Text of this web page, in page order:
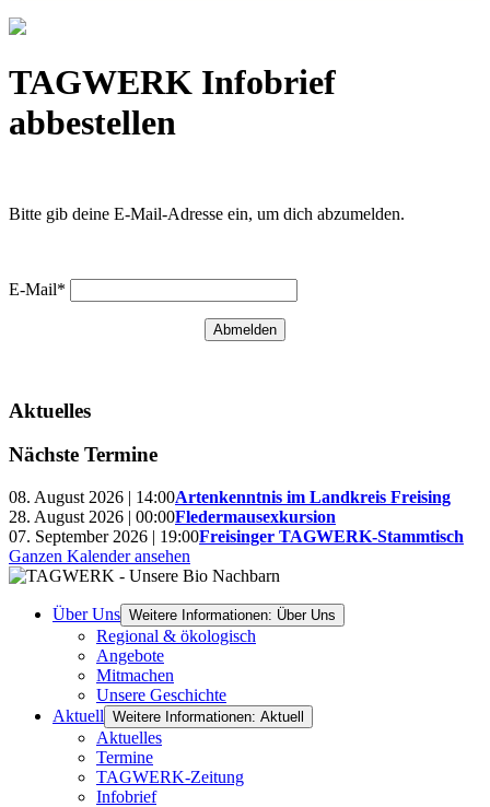
TAGWERK Infobrief
abbestellen
Bitte gib deine E-Mail-Adresse ein, um dich abzumelden.
E-Mail*
Abmelden
Aktuelles
Nächste Termine
08. August 2026 | 14:00Artenkenntnis im Landkreis Freising
28. August 2026 | 00:00Fledermausexkursion
07. September 2026 | 19:00Freisinger TAGWERK-Stammtisch
Ganzen Kalender ansehen
Über Uns Weitere Informationen: Über Uns
Regional & ökologisch
Angebote
Mitmachen
Unsere Geschichte
Aktuell Weitere Informationen: Aktuell
Aktuelles
Termine
TAGWERK-Zeitung
Infobrief